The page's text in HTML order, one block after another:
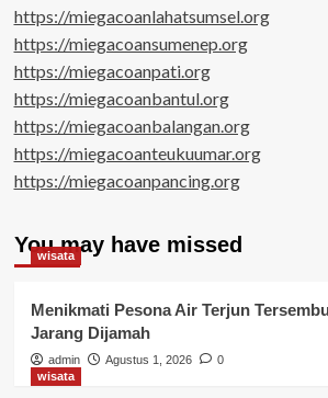
https://miegacoanlahatsumsel.org
https://miegacoansumenep.org
https://miegacoanpati.org
https://miegacoanbantul.org
https://miegacoanbalangan.org
https://miegacoanteukuumar.org
https://miegacoanpancing.org
You may have missed
wisata
Menikmati Pesona Air Terjun
Jarang Dijamah
admin Agustus 1, 2026
0
wisata